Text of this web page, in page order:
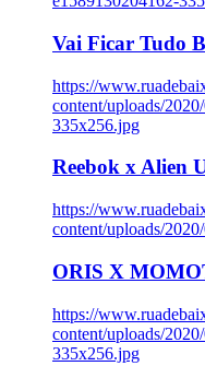
Vai Ficar Tudo
https://
content/uploads/
335x256.jpg
Reebok x Alien
https://
content/uploads/
ORIS X
https://
content/uploads/
335x256.jpg